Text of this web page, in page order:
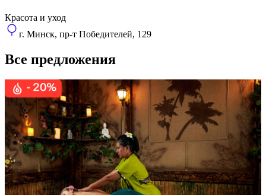
Красота и уход
г. Минск, пр-т Победителей, 129
Все предложения